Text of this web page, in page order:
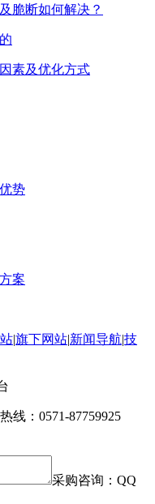
脆断如何解决？
素及优化方式
势
案
|旗下网站|新闻导航|技
：0571-87759925
采购咨询： QQ